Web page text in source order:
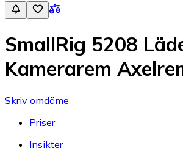
SmallRig 5208
Kamerarem
Skriv omdöme
Priser
Insikter